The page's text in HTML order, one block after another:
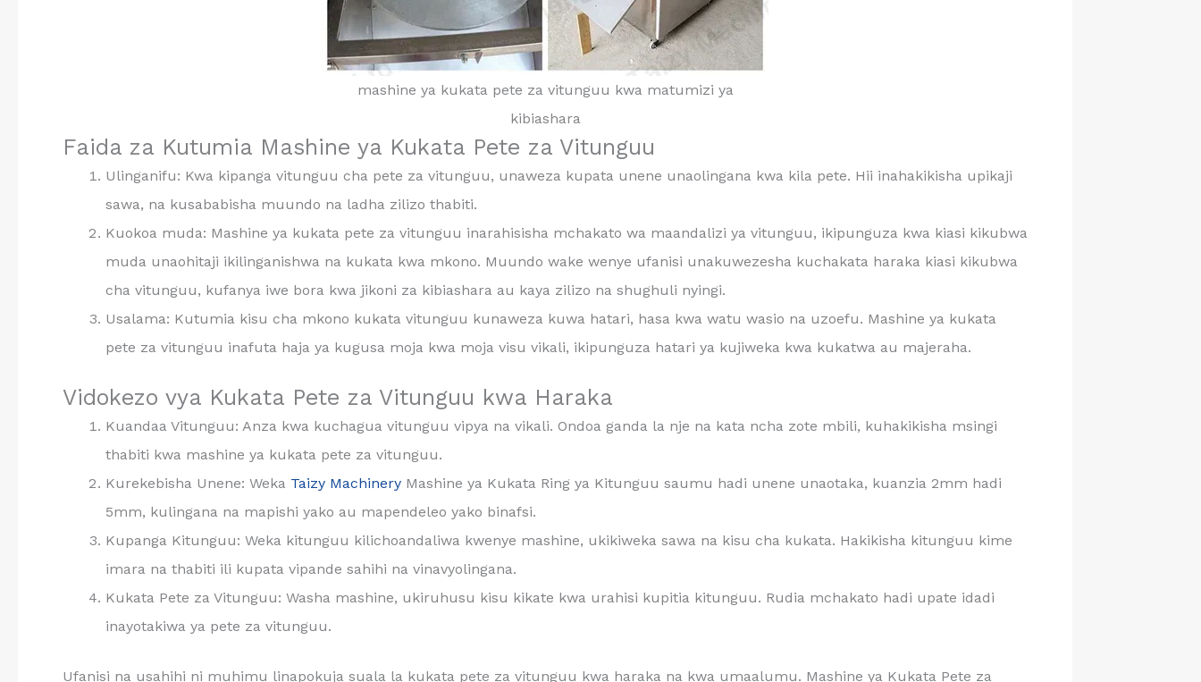
mashine ya kukata pete za vitunguu kwa matumizi ya
kibiashara
Faida za Kutumia Mashine ya Kukata Pete za Vitunguu
Ulinganifu: Kwa kipanga vitunguu cha pete za vitunguu, unaweza kupata unene unaolingana kwa kila pete. Hii inahakikisha upikaji
sawa, na kusababisha muundo na ladha zilizo thabiti.
Kuokoa muda: Mashine ya kukata pete za vitunguu inarahisisha mchakato wa maandalizi ya vitunguu, ikipunguza kwa kiasi kikubwa
muda unaohitaji ikilinganishwa na kukata kwa mkono. Muundo wake wenye ufanisi unakuwezesha kuchakata haraka kiasi kikubwa
cha vitunguu, kufanya iwe bora kwa jikoni za kibiashara au kaya zilizo na shughuli nyingi.
Usalama: Kutumia kisu cha mkono kukata vitunguu kunaweza kuwa hatari, hasa kwa watu wasio na uzoefu. Mashine ya kukata
pete za vitunguu inafuta haja ya kugusa moja kwa moja visu vikali, ikipunguza hatari ya kujiweka kwa kukatwa au majeraha.
Vidokezo vya Kukata Pete za Vitunguu kwa Haraka
Kuandaa Vitunguu: Anza kwa kuchagua vitunguu vipya na vikali. Ondoa ganda la nje na kata ncha zote mbili, kuhakikisha msingi
thabiti kwa mashine ya kukata pete za vitunguu.
Kurekebisha Unene: Weka Taizy Machinery Mashine ya Kukata Ring ya Kitunguu saumu hadi unene unaotaka, kuanzia 2mm hadi
5mm, kulingana na mapishi yako au mapendeleo yako binafsi.
Kupanga Kitunguu: Weka kitunguu kilichoandaliwa kwenye mashine, ukikiweka sawa na kisu cha kukata. Hakikisha kitunguu kime
imara na thabiti ili kupata vipande sahihi na vinavyolingana.
Kukata Pete za Vitunguu: Washa mashine, ukiruhusu kisu kikate kwa urahisi kupitia kitunguu. Rudia mchakato hadi upate idadi
inayotakiwa ya pete za vitunguu.
Ufanisi na usahihi ni muhimu linapokuja suala la kukata pete za vitunguu kwa haraka na kwa umaalumu. Mashine ya Kukata Pete za